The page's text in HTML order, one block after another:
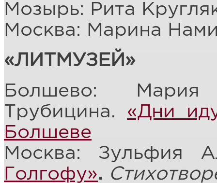
Мозырь: Рита
Москва: Марина
«ЛИТМУЗЕЙ»
Болшево:
Трубицина. «Дни
Болшеве
Москва: Зульфия
Голгофу».